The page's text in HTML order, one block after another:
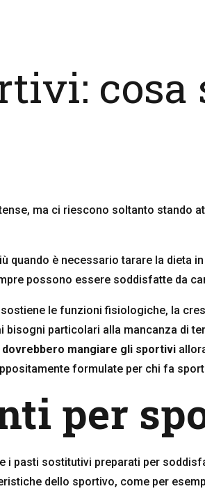
cosa
ma ci riescono soltanto stando
quando è necessario tarare la dieta
possono essere soddisfatte da
le funzioni fisiologiche, la
bisogni particolari alla mancanza di
dovrebbero mangiare gli sportivi
formulate per chi fa
per
i pasti sostitutivi preparati per
dello sportivo, come per